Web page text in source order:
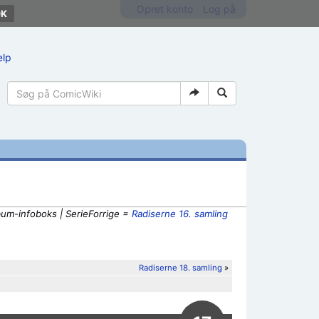
infoboks | SerieForrige = Radiserne 16. samling
Radiserne 18. samling »